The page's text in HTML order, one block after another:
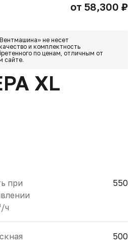
от 58,300 ₽
не несет
и комплектность
по ценам, отличным от
сайте.
XL
при
ч
550
500